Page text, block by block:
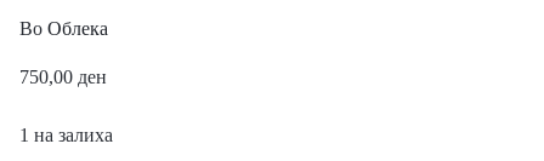
Во Облека
750,00 ден
1 на залиха